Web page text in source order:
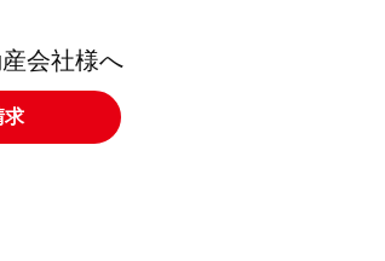
会社様へ
求